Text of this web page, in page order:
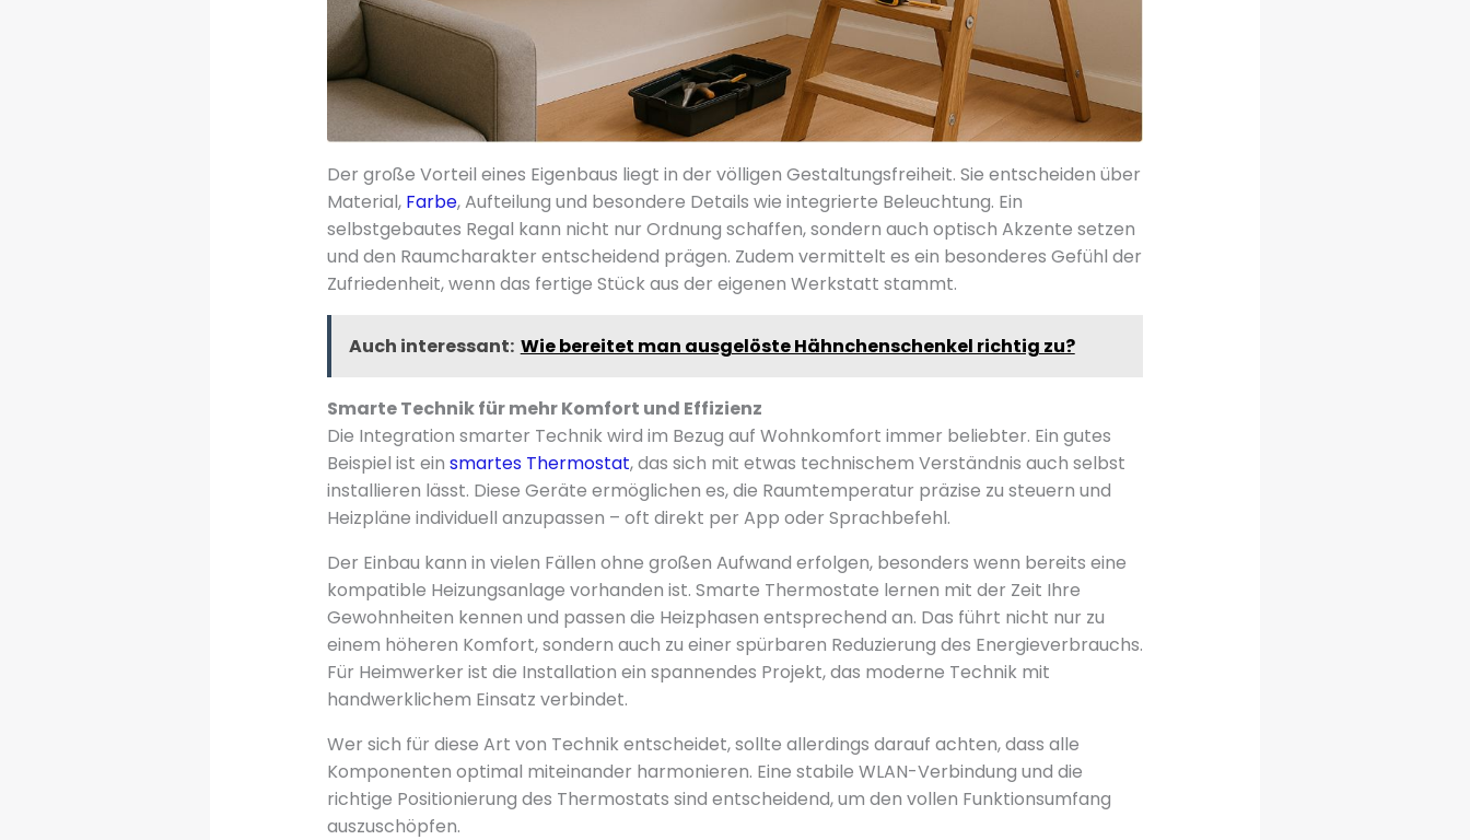
Der große Vorteil eines Eigenbaus liegt in der völligen Gestaltungsfreiheit. Sie entscheiden über
Material, Farbe, Aufteilung und besondere Details wie integrierte Beleuchtung. Ein
selbstgebautes Regal kann nicht nur Ordnung schaffen, sondern auch optisch Akzente setzen
und den Raumcharakter entscheidend prägen. Zudem vermittelt es ein besonderes Gefühl der
Zufriedenheit, wenn das fertige Stück aus der eigenen Werkstatt stammt.
Auch interessant: Wie bereitet man ausgelöste Hähnchenschenkel richtig zu?
Smarte Technik für mehr Komfort und Effizienz
Die Integration smarter Technik wird im Bezug auf Wohnkomfort immer beliebter. Ein gutes
Beispiel ist ein smartes Thermostat, das sich mit etwas technischem Verständnis auch selbst
installieren lässt. Diese Geräte ermöglichen es, die Raumtemperatur präzise zu steuern und
Heizpläne individuell anzupassen – oft direkt per App oder Sprachbefehl.
Der Einbau kann in vielen Fällen ohne großen Aufwand erfolgen, besonders wenn bereits eine
kompatible Heizungsanlage vorhanden ist. Smarte Thermostate lernen mit der Zeit Ihre
Gewohnheiten kennen und passen die Heizphasen entsprechend an. Das führt nicht nur zu
einem höheren Komfort, sondern auch zu einer spürbaren Reduzierung des Energieverbrauchs.
Für Heimwerker ist die Installation ein spannendes Projekt, das moderne Technik mit
handwerklichem Einsatz verbindet.
Wer sich für diese Art von Technik entscheidet, sollte allerdings darauf achten, dass alle
Komponenten optimal miteinander harmonieren. Eine stabile WLAN-Verbindung und die
richtige Positionierung des Thermostats sind entscheidend, um den vollen Funktionsumfang
auszuschöpfen.